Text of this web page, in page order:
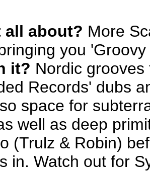
all about? More
you
it? Nordic
Records' dubs
space for
well as deep
(Trulz & Robin)
in. Watch out for